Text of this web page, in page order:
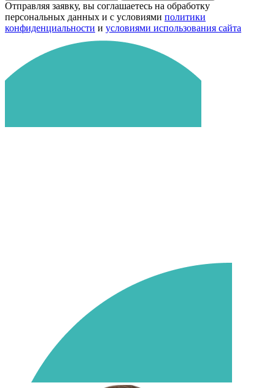
Отправляя заявку, вы соглашаетесь на обработку
персональных данных и с условиями политики
конфиденциальности и условиями использования сайта